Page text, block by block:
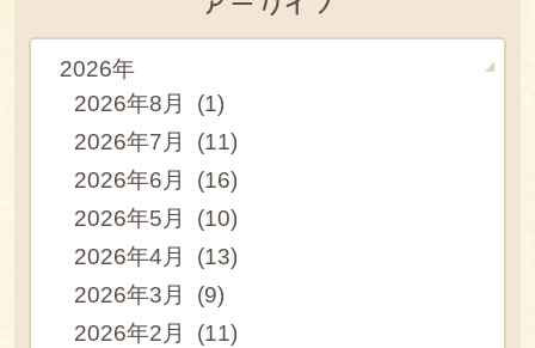
2026年
2026年8月 (1)
2026年7月 (11)
2026年6月 (16)
2026年5月 (10)
2026年4月 (13)
2026年3月 (9)
2026年2月 (11)